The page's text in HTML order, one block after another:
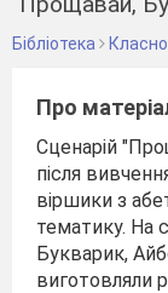
Бібліотека
Про
Сценарій
після
віршики з
тематику. На
Букварик,
виготовляли